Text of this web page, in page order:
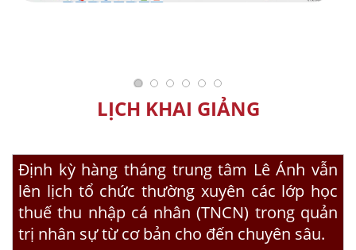
LỊCH KHAI GIẢNG
Định kỳ hàng tháng trung tâm Lê Ánh vẫn
lên lịch tổ chức thường xuyên các lớp học
thuế thu nhập cá nhân (TNCN) trong quản
trị nhân sựtừ cơ bản cho đến chuyên sâu.